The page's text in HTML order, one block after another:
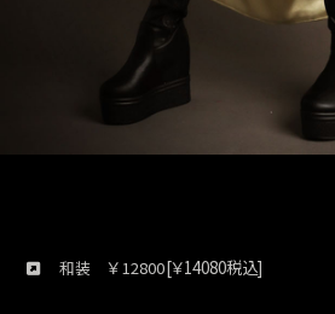
和装 ￥12800[￥14080税込]